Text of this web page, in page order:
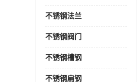
不锈钢法兰
不锈钢阀门
不锈钢槽钢
不锈钢扁钢